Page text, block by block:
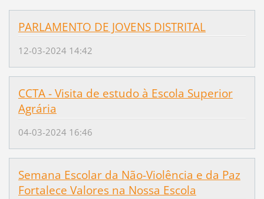
PARLAMENTO DE JOVENS DISTRITAL
12-03-2024 14:42
CCTA - Visita de estudo à Escola Superior
Agrária
04-03-2024 16:46
Semana Escolar da Não-Violência e da Paz
Fortalece Valores na Nossa Escola